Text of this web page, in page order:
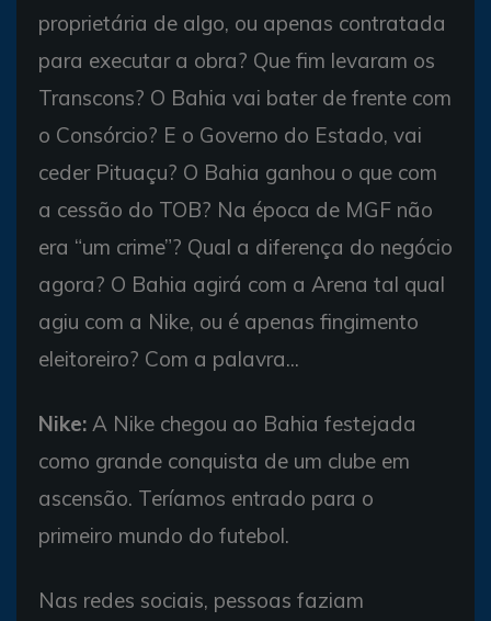
proprietária de algo, ou apenas contratada
para executar a obra? Que fim levaram os
Transcons? O Bahia vai bater de frente com
o Consórcio? E o Governo do Estado, vai
ceder Pituaçu? O Bahia ganhou o que com
a cessão do TOB? Na época de MGF não
era “um crime”? Qual a diferença do negócio
agora? O Bahia agirá com a Arena tal qual
agiu com a Nike, ou é apenas fingimento
eleitoreiro? Com a palavra...
Nike: A Nike chegou ao Bahia festejada
como grande conquista de um clube em
ascensão. Teríamos entrado para o
primeiro mundo do futebol.
Nas redes sociais, pessoas faziam